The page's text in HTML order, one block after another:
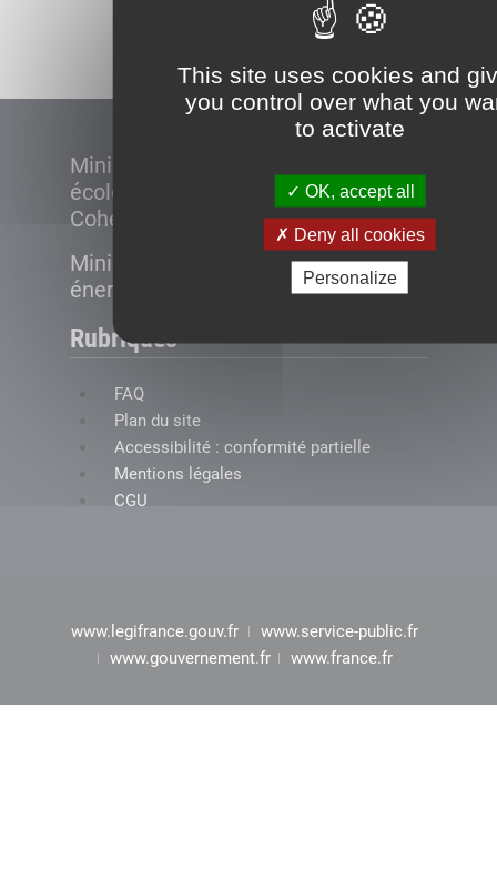
This site uses cookies and
you control over what you
to activate
OK, accept all
Deny all cookies
Personalize
Ministère de la Transition
écologique et de la
Cohésion des territoires
Ministère de la Transition
énergétique
Rubriques
FAQ
Plan du site
Accessibilité : conformité partielle
Mentions légales
CGU
www.legifrance.gouv.fr
www.service-public.fr
www.gouvernement.fr
www.france.fr